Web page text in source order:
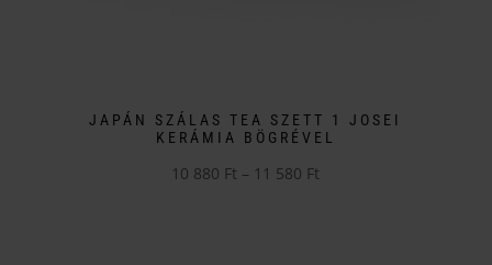
JAPÁN SZÁLAS TEA SZETT 1 JOSEI
KERÁMIA BÖGRÉVEL
10 880 Ft – 11 580 Ft